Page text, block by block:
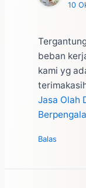
10
beban
kami yg
Jasa Olah
Balas